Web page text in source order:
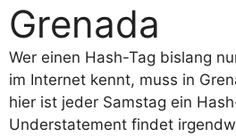
Grenada
Wer einen Hash-Tag bislang
im Internet kennt, muss in
hier ist jeder Samstag ein
Understatement findet